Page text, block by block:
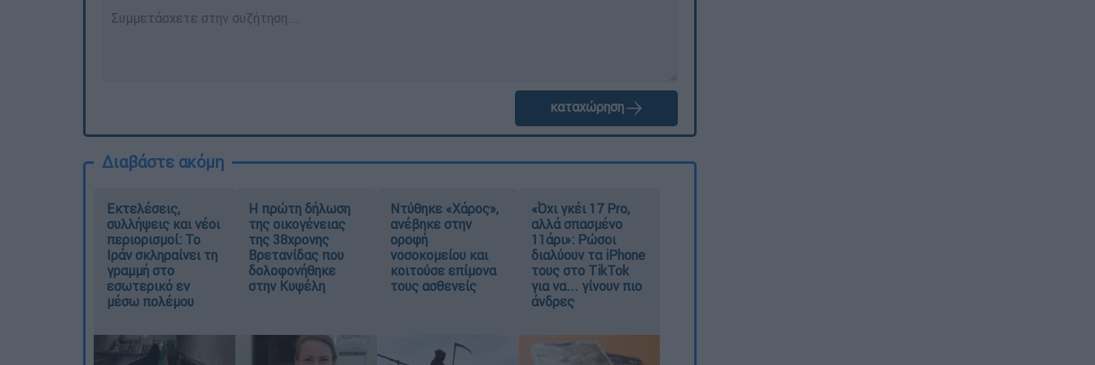
καταχώρηση
Διαβάστε ακόμη
Εκτελέσεις,
συλλήψεις και νέοι
περιορισμοί: Το
Ιράν σκληραίνει τη
γραμμή στο
εσωτερικό εν
μέσω πολέμου
Η πρώτη δήλωση
της οικογένειας
της 38χρονης
Βρετανίδας που
δολοφονήθηκε
στην Κυψέλη
Ντύθηκε «Χάρος»,
ανέβηκε στην
οροφή
νοσοκομείου και
κοιτούσε επίμονα
τους ασθενείς
«Όχι γκέι 17 Pro,
αλλά σπασμένο
11άρι»: Ρώσοι
διαλύουν τα iPhone
τους στο TikTok
για να... γίνουν πιο
άνδρες